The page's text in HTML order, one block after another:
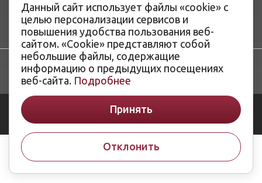
8Н,
BIC BLBBBY2X
© ОАО «Белэнергоремналадка», 2026
Данный сайт использует файлы «cookie» с
целью персонализации сервисов и
повышения удобства пользования веб-
сайтом. «Cookie» представляют собой
небольшие файлы, содержащие
информацию о предыдущих посещениях
веб-сайта. Подробнее
Принять
Отклонить